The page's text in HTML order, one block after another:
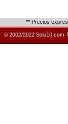
** Precios
© 2002/2022 Solo10.com